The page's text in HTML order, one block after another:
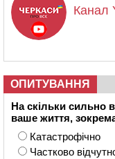
Канал
ОПИТУВАННЯ
На скільки сильно
ваше життя,
Катастрофічно
Частково